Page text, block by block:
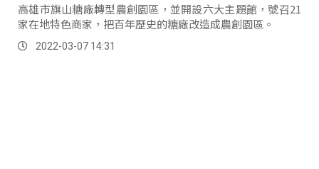
高雄市旗山糖廠轉型農創園區，並開設六大主題館，號召21
家在地特色商家，把百年歷史的糖廠改造成農創園區。
2022-03-07 14:31